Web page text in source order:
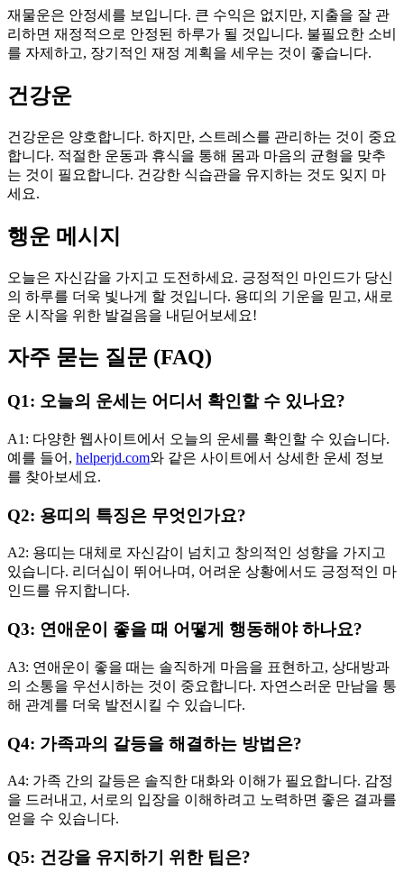
재물운은 안정세를 보입니다. 큰 수익은 없지만, 지출을 잘 관
리하면 재정적으로 안정된 하루가 될 것입니다. 불필요한 소비
를 자제하고, 장기적인 재정 계획을 세우는 것이 좋습니다.
건강운
건강운은 양호합니다. 하지만, 스트레스를 관리하는 것이 중요
합니다. 적절한 운동과 휴식을 통해 몸과 마음의 균형을 맞추
는 것이 필요합니다. 건강한 식습관을 유지하는 것도 잊지 마
세요.
행운 메시지
오늘은 자신감을 가지고 도전하세요. 긍정적인 마인드가 당신
의 하루를 더욱 빛나게 할 것입니다. 용띠의 기운을 믿고, 새로
운 시작을 위한 발걸음을 내딛어보세요!
자주 묻는 질문 (FAQ)
Q1: 오늘의 운세는 어디서 확인할 수 있나요?
A1: 다양한 웹사이트에서 오늘의 운세를 확인할 수 있습니다.
예를 들어, helperjd.com와 같은 사이트에서 상세한 운세 정보
를 찾아보세요.
Q2: 용띠의 특징은 무엇인가요?
A2: 용띠는 대체로 자신감이 넘치고 창의적인 성향을 가지고
있습니다. 리더십이 뛰어나며, 어려운 상황에서도 긍정적인 마
인드를 유지합니다.
Q3: 연애운이 좋을 때 어떻게 행동해야 하나요?
A3: 연애운이 좋을 때는 솔직하게 마음을 표현하고, 상대방과
의 소통을 우선시하는 것이 중요합니다. 자연스러운 만남을 통
해 관계를 더욱 발전시킬 수 있습니다.
Q4: 가족과의 갈등을 해결하는 방법은?
A4: 가족 간의 갈등은 솔직한 대화와 이해가 필요합니다. 감정
을 드러내고, 서로의 입장을 이해하려고 노력하면 좋은 결과를
얻을 수 있습니다.
Q5: 건강을 유지하기 위한 팁은?